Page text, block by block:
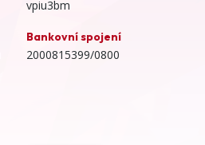
vpiu3bm
Bankovní spojení
2000815399/0800